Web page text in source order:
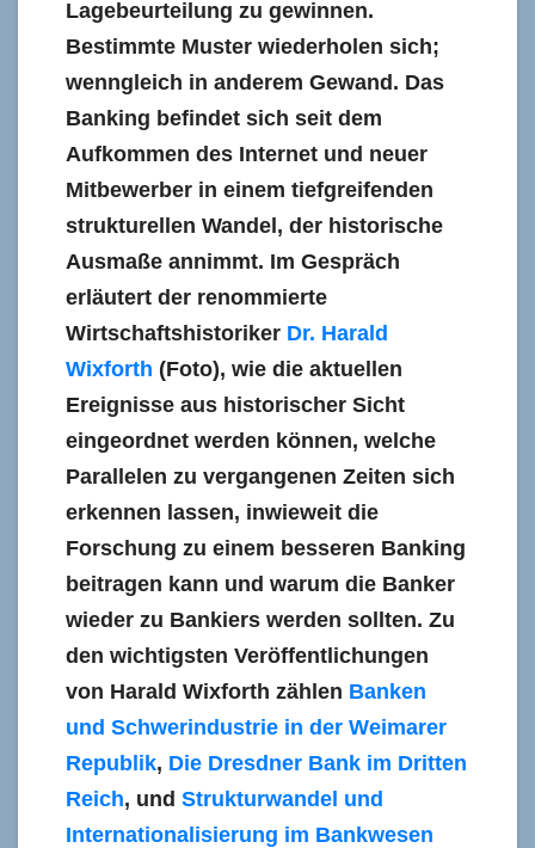
Lagebeurteilung zu gewinnen.
Bestimmte Muster wiederholen sich;
wenngleich in anderem Gewand. Das
Banking befindet sich seit dem
Aufkommen des Internet und neuer
Mitbewerber in einem tiefgreifenden
strukturellen Wandel, der historische
Ausmaße annimmt. Im Gespräch
erläutert der renommierte
Wirtschaftshistoriker Dr. Harald
Wixforth (Foto), wie die aktuellen
Ereignisse aus historischer Sicht
eingeordnet werden können, welche
Parallelen zu vergangenen Zeiten sich
erkennen lassen, inwieweit die
Forschung zu einem besseren Banking
beitragen kann und warum die Banker
wieder zu Bankiers werden sollten. Zu
den wichtigsten Veröffentlichungen
von Harald Wixforth zählen Banken
und Schwerindustrie in der Weimarer
Republik, Die Dresdner Bank im Dritten
Reich, und Strukturwandel und
Internationalisierung im Bankwesen